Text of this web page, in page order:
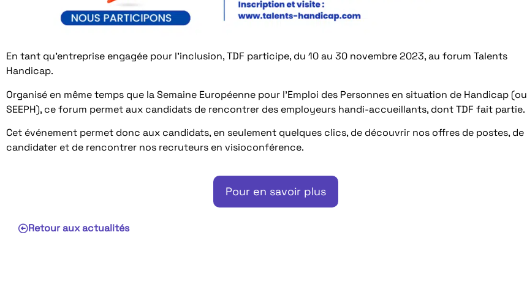
En tant qu’entreprise engagée pour l’inclusion, TDF participe, du 10 au 30 novembre 2023, au forum Talents
Handicap.
Organisé en même temps que la Semaine Européenne pour l’Emploi des Personnes en situation de Handicap (ou
SEEPH), ce forum permet aux candidats de rencontrer des employeurs handi-accueillants, dont TDF fait partie.
Cet événement permet donc aux candidats, en seulement quelques clics, de découvrir nos offres de postes, de
candidater et de rencontrer nos recruteurs en visioconférence.
Pour en savoir plus
Retour aux actualités